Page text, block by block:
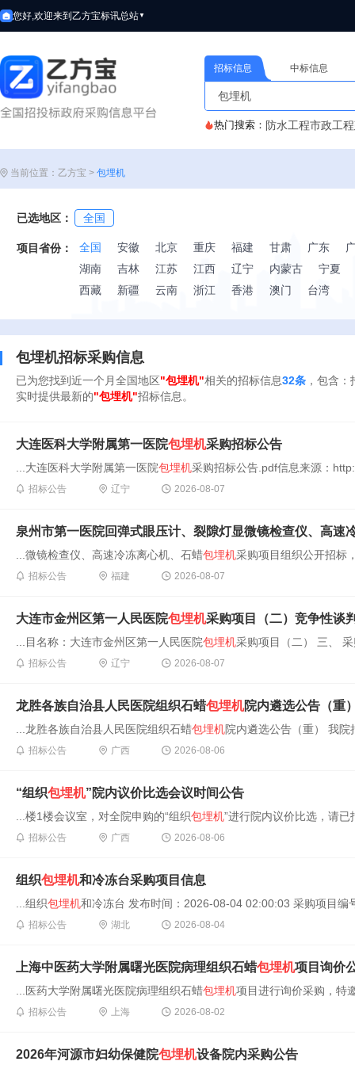
您好,欢迎来到乙方宝标讯总站▼
招标信息 中标信息
热门搜索： 防水工程市政工程
当前位置：乙方宝 > 包埋机
已选地区： 全国
项目省份： 全国 安徽 北京 重庆 福建 甘肃 广东
湖南
吉林 江苏 江西 辽宁 内蒙古
宁夏
西藏
新疆 云南 浙江 香港 澳门 台湾
包埋机招标采购信息
已为您找到近一个月全国地区"包埋机"相关的招标信息32条 ，包含
实时提供最新的"包埋机"招标信息。
大连医科大学附属第一医院包埋机采购招标公告
...大连医科大学附属第一医院包埋机采购招标公告.pdf信息来源：
招标公告 辽宁 2026-08-07
泉州市第一医院回弹式眼压计、裂隙灯显微镜检查仪、高速
...微镜检查仪、高速冷冻离心机、石蜡包埋机采购项目组织公开招标
招标公告 福建 2026-08-07
大连市金州区第一人民医院包埋机采购项目（二）竞争性谈
...目名称：大连市金州区第一人民医院包埋机采购项目（二） 三、
招标公告 辽宁 2026-08-07
龙胜各族自治县人民医院组织石蜡包埋机院内遴选公告（重
...龙胜各族自治县人民医院组织石蜡包埋机院内遴选公告（重） 我
招标公告 广西 2026-08-06
“组织包埋机”院内议价比选会议时间公告
...楼1楼会议室，对全院申购的“组织包埋机”进行院内议价比选，请
招标公告 广西 2026-08-06
组织包埋机和冷冻台采购项目信息
...组织包埋机和冷冻台 发布时间：2026-08-04 02:00:03 采购项目编
招标公告 湖北 2026-08-04
上海中医药大学附属曙光医院病理组织石蜡包埋机项目询价
...医药大学附属曙光医院病理组织石蜡包埋机项目进行询价采购，特
招标公告 上海 2026-08-02
2026年河源市妇幼保健院包埋机设备院内采购公告